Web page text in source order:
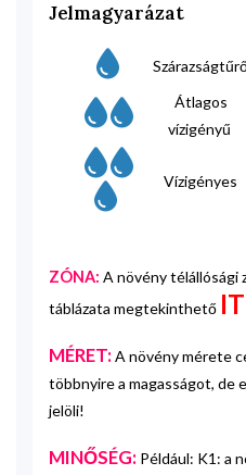
Jelmagyarázat
Átlagos
vízigényű
Vízigényes
ZÓNA: A növény télállósági
táblázata megtekinthető
MÉRET:A növény mérete
többnyire a magasságot, de
jelöli!
MINŐSÉG: Például: K1: a